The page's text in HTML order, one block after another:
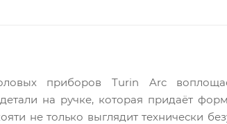
приборов Turin Arc
на ручке, которая придаёт
не только выглядит технически